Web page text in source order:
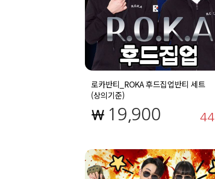
로카반티_ROKA 후드집업반티 세트
(상의기준)
19,900 44